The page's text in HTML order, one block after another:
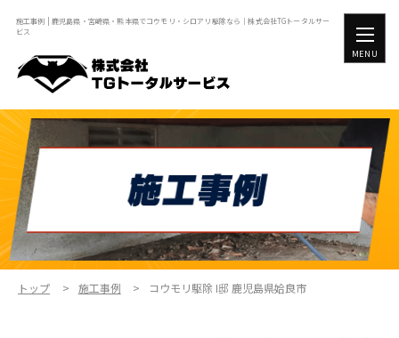
施工事例 | 鹿児島県・宮崎県・熊本県でコウモリ・シロアリ駆除なら｜株式会社TGトータルサー
ビス
MENU
トップ 施工事例 コウモリ駆除 I邸 鹿児島県姶良市